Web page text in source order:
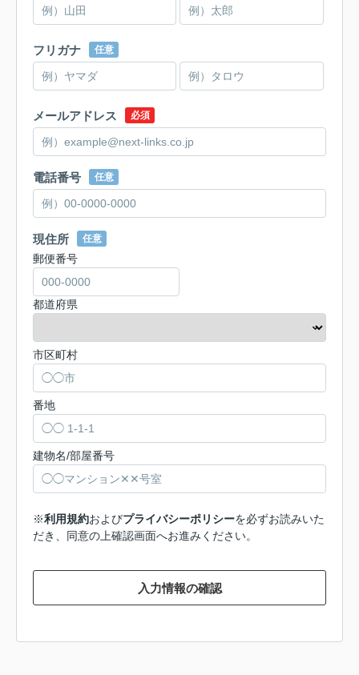
フリガナ 任意
メールアドレス 必須
電話番号 任意
現住所 任意
郵便番号
都道府県
市区町村
番地
建物名/部屋番号
※利用規約およびプライバシーポリシーを必ずお読みいた
だき、同意の上確認画面へお進みください。
入力情報の確認